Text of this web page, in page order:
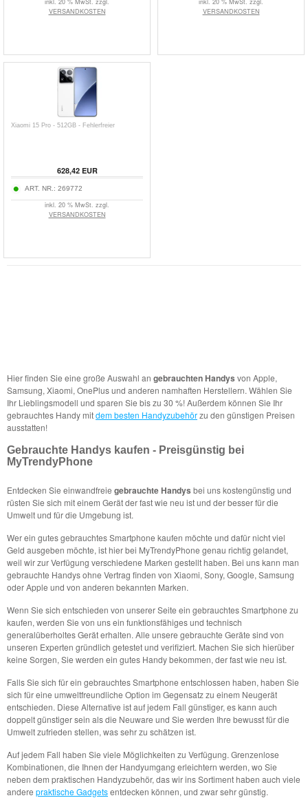
VERSANDKOSTEN
VERSANDKOSTEN
Xiaomi 15 Pro - 512GB - Fehlerfreier
628,42EUR
ART. NR.: 269772
inkl. 20 % MwSt. zzgl.
VERSANDKOSTEN
Hier finden Sie eine große Auswahl an gebrauchten Handys von Apple,
Samsung, Xiaomi, OnePlus und anderen namhaften Herstellern. Wählen Sie
Ihr Lieblingsmodell und sparen Sie bis zu 30 %! Außerdem können Sie Ihr
gebrauchtes Handy mitdem besten Handyzubehörzu den günstigen Preisen
ausstatten!
Gebrauchte Handys kaufen - Preisgünstig bei
MyTrendyPhone
Entdecken Sie einwandfreie gebrauchte Handys bei uns kostengünstig und
rüsten Sie sich mit einem Gerät der fast wie neu ist und der besser für die
Umwelt und für die Umgebung ist.
Wer ein gutes gebrauchtes Smartphone kaufen möchte und dafür nicht viel
Geld ausgeben möchte, ist hier bei MyTrendyPhone genau richtig gelandet,
weil wir zur Verfügung verschiedene Marken gestellt haben. Bei uns kann man
gebrauchte Handys ohne Vertrag finden von Xiaomi, Sony, Google, Samsung
oder Apple und von anderen bekannten Marken.
Wenn Sie sich entschieden von unserer Seite ein gebrauchtes Smartphone zu
kaufen, werden Sie von uns ein funktionsfähiges und technisch
generalüberholtes Gerät erhalten. Alle unsere gebrauchte Geräte sind von
unseren Experten gründlich getestet und verifiziert. Machen Sie sich hierüber
keine Sorgen, Sie werden ein gutes Handy bekommen, der fast wie neu ist.
Falls Sie sich für ein gebrauchtes Smartphone entschlossen haben, haben Sie
sich für eine umweltfreundliche Option im Gegensatz zu einem Neugerät
entschieden. Diese Alternative ist auf jedem Fall günstiger, es kann auch
doppelt günstiger sein als die Neuware und Sie werden Ihre bewusst für die
Umwelt zufrieden stellen, was sehr zu schätzen ist.
Auf jedem Fall haben Sie viele Möglichkeiten zu Verfügung. Grenzenlose
Kombinationen, die Ihnen der Handyumgang erleichtern werden, wo Sie
neben dem praktischen Handyzubehör, das wir ins Sortiment haben auch viele
andere praktische Gadgetsentdecken können, und zwar sehr günstig.